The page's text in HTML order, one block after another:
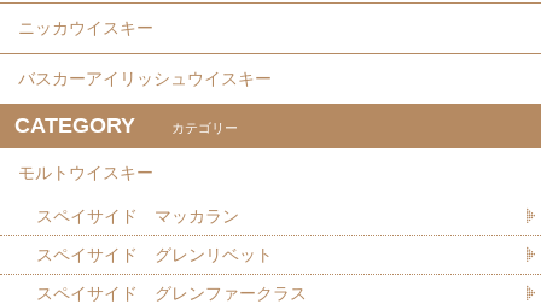
ニッカウイスキー
バスカーアイリッシュウイスキー
CATEGORY カテゴリー
モルトウイスキー
スペイサイド マッカラン
スペイサイド グレンリベット
スペイサイド グレンファークラス